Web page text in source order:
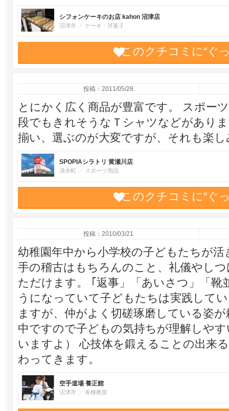
シフォンケーキのお店 kahon 沼津店
沼津市 ケーキ・洋菓子
このクチコミに“ぐ
投稿：2011/05/28
とにかく広く商品が豊富です。 スポー
段でもきれそうなＴシャツなどがあり
揃い、選ぶのが大変ですが、それも楽
SPOPIAシラトリ 黄瀬川店
清水町 スポーツ用品
このクチコミに“ぐ
投稿：2010/03/21
幼稚園年中から小学校の子どもたちが
手の稽古はもちろんのこと、礼儀やし
ただけます。 ｢返事」「あいさつ」「靴
うになっていて子どもたちは実践して
ますが、仲がよく切磋琢磨している姿
中ですので子どもの気持ちが理解しや
いますよ） 心技体を鍛えることの出来
わってきます。
空手道場 養正館
沼津市 各種教室